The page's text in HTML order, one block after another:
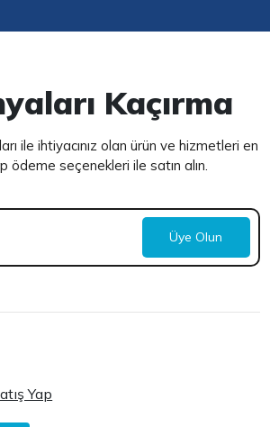
Kaçırma
ile ihtiyacınız olan ürün ve hizmetleri en
seçenekleri ile satın alın.
Üye Olun
Yap